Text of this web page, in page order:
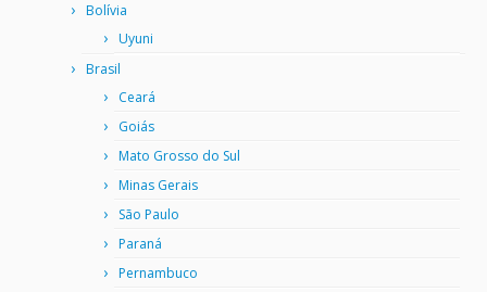
Bolívia
Uyuni
Brasil
Ceará
Goiás
Mato Grosso do Sul
Minas Gerais
São Paulo
Paraná
Pernambuco